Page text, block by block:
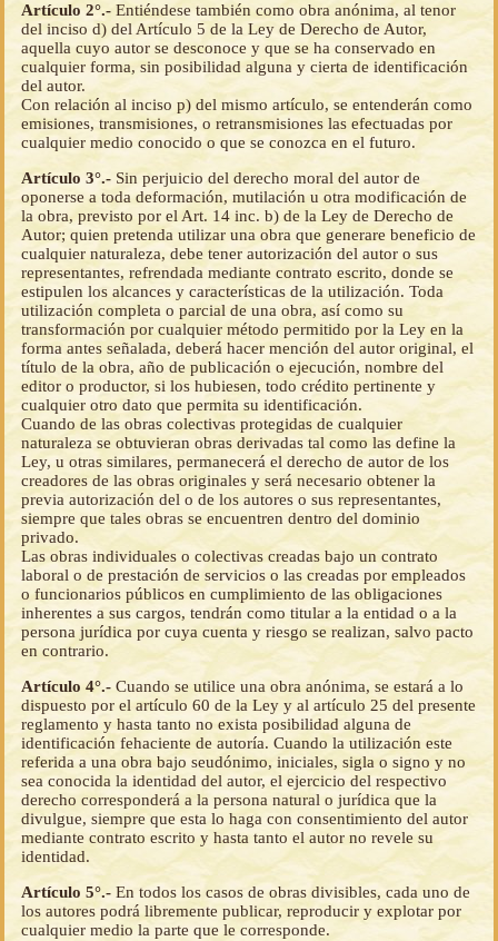
Artículo 2°.- Entiéndese también como obra anónima, al tenor
del inciso d) del Artículo 5 de la Ley de Derecho de Autor,
aquella cuyo autor se desconoce y que se ha conservado en
cualquier forma, sin posibilidad alguna y cierta de identificación
del autor.
Con relación al inciso p) del mismo artículo, se entenderán como
emisiones, transmisiones, o retransmisiones las efectuadas por
cualquier medio conocido o que se conozca en el futuro.
Artículo 3°.- Sin perjuicio del derecho moral del autor de
oponerse a toda deformación, mutilación u otra modificación de
la obra, previsto por el Art. 14 inc. b) de la Ley de Derecho de
Autor; quien pretenda utilizar una obra que generare beneficio de
cualquier naturaleza, debe tener autorización del autor o sus
representantes, refrendada mediante contrato escrito, donde se
estipulen los alcances y características de la utilización. Toda
utilización completa o parcial de una obra, así como su
transformación por cualquier método permitido por la Ley en la
forma antes señalada, deberá hacer mención del autor original, el
título de la obra, año de publicación o ejecución, nombre del
editor o productor, si los hubiesen, todo crédito pertinente y
cualquier otro dato que permita su identificación.
Cuando de las obras colectivas protegidas de cualquier
naturaleza se obtuvieran obras derivadas tal como las define la
Ley, u otras similares, permanecerá el derecho de autor de los
creadores de las obras originales y será necesario obtener la
previa autorización del o de los autores o sus representantes,
siempre que tales obras se encuentren dentro del dominio
privado.
Las obras individuales o colectivas creadas bajo un contrato
laboral o de prestación de servicios o las creadas por empleados
o funcionarios públicos en cumplimiento de las obligaciones
inherentes a sus cargos, tendrán como titular a la entidad o a la
persona jurídica por cuya cuenta y riesgo se realizan, salvo pacto
en contrario.
Artículo 4°.- Cuando se utilice una obra anónima, se estará a lo
dispuesto por el artículo 60 de la Ley y al artículo 25 del presente
reglamento y hasta tanto no exista posibilidad alguna de
identificación fehaciente de autoría. Cuando la utilización este
referida a una obra bajo seudónimo, iniciales, sigla o signo y no
sea conocida la identidad del autor, el ejercicio del respectivo
derecho corresponderá a la persona natural o jurídica que la
divulgue, siempre que esta lo haga con consentimiento del autor
mediante contrato escrito y hasta tanto el autor no revele su
identidad.
Artículo 5°.- En todos los casos de obras divisibles, cada uno de
los autores podrá libremente publicar, reproducir y explotar por
cualquier medio la parte que le corresponde.